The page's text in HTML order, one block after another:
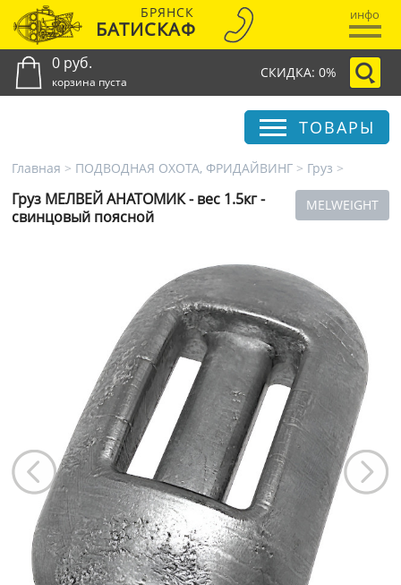
БРЯНСК
БАТИСКАФ
инфо
0 руб.
корзина пуста
СКИДКА: 0%
ТОВАРЫ
Главная > ПОДВОДНАЯ ОХОТА, ФРИДАЙВИНГ > Груз >
MELWEIGHT
Груз МЕЛВЕЙ АНАТОМИК - вес 1.5кг -
свинцовый поясной